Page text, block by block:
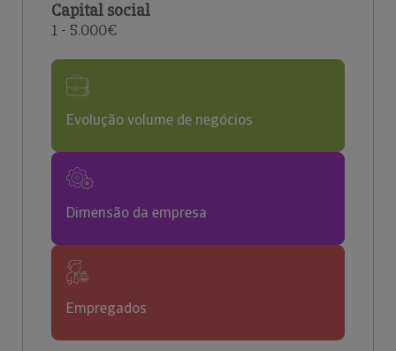
Capital social
1 - 5.000€
Evolução volume de negócios
Dimensão da empresa
Empregados